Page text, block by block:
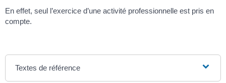
En effet, seul l’exercice d’une activité professionnelle est pris en
compte.
Textes de référence